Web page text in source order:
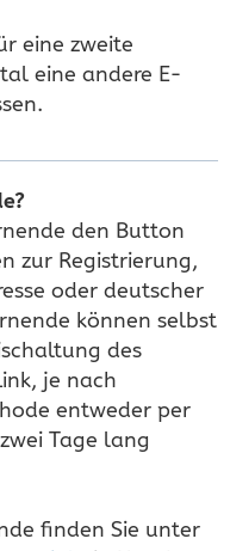
eine zweite
eine andere E-
den Button
zur Registrierung,
oder deutscher
können selbst
des
je nach
entweder per
Tage lang
finden Sie unter